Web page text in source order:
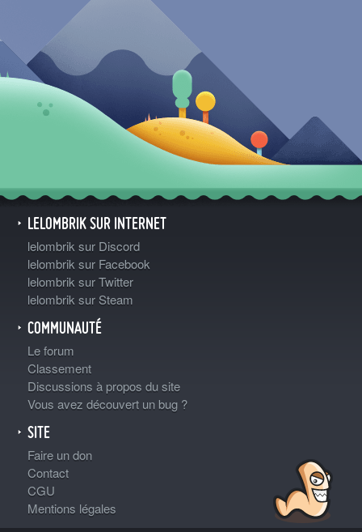
LELOMBRIK SUR INTERNET
lelombrik sur Discord
lelombrik sur Facebook
lelombrik sur Twitter
lelombrik sur Steam
COMMUNAUTÉ
Le forum
Classement
Discussions à propos du site
Vous avez découvert un bug ?
SITE
Faire un don
Contact
CGU
Mentions légales